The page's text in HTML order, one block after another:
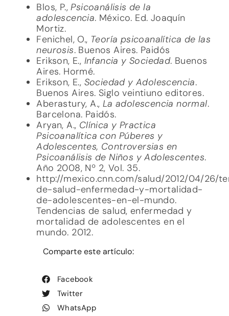
Blos, P.,Psicoanálisis de la
adolescencia. México. Ed. Joaquín
Mortiz.
Fenichel, O., Teoría psicoanalítica de las
neurosis. Buenos Aires. Paidós
Erikson, E., Infancia y Sociedad. Buenos
Aires. Hormé.
Erikson, E., Sociedad y Adolescencia.
Buenos Aires. Siglo veintiuno editores.
Aberastury, A., La adolescencia normal.
Barcelona. Paidós.
Aryan, A., Clínica y Practica
Psicoanalítica con Púberes y
Adolescentes, Controversias en
Psicoanálisis de Niños y Adolescentes.
Año 2008, Nº 2, Vol. 35.
http://mexico.cnn.com/salud/2012/04/26/
de-salud-enfermedad-y-mortalidad-
de-adolescentes-en-el-mundo.
Tendencias de salud, enfermedad y
mortalidad de adolescentes en el
mundo. 2012.
Comparte este artículo:
Facebook
Twitter
WhatsApp